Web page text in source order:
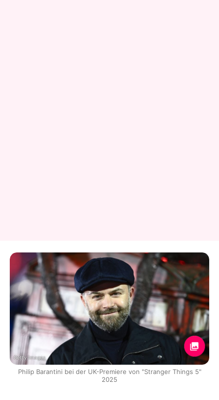
Getty Images
Philip Barantini bei der UK-Premiere von "Stranger Things 5"
2025